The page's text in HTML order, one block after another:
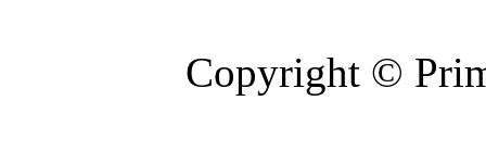
Copyright ©